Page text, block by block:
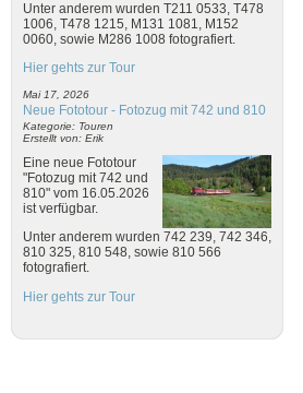
Unter anderem wurden T211 0533, T478
1006, T478 1215, M131 1081, M152
0060, sowie M286 1008 fotografiert.
Hier gehts zur Tour
Mai 17, 2026
Neue Fototour - Fotozug mit 742 und 810
Kategorie: Touren
Erstellt von: Erik
Eine neue Fototour
"Fotozug mit 742 und
810" vom 16.05.2026
ist verfügbar.
Unter anderem wurden 742 239, 742 346,
810 325, 810 548, sowie 810 566
fotografiert.
Hier gehts zur Tour